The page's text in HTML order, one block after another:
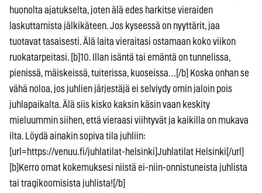
huonolta ajatukselta, joten älä edes harkitse vieraiden
laskuttamista jälkikäteen. Jos kyseessä on nyyttärit, jaa
tuotavat tasaisesti. Älä laita vieraitasi ostamaan koko viikon
ruokatarpeitasi. [b]10. Illan isäntä tai emäntä on tunnelissa,
pienissä, mäiskeissä, tuiterissa, kuoseissa…[/b] Koska onhan se
vähä noloa, jos juhlien järjestäjä ei selviydy omin jaloin pois
juhlapaikalta. Älä siis kisko kaksin käsin vaan keskity
mieluummin siihen, että vieraasi viihtyvät ja kaikilla on mukava
ilta. Löydä ainakin sopiva tila juhliin:
[url=https://venuu.fi/juhlatilat-helsinki]Juhlatilat Helsinki[/url]
[b]Kerro omat kokemuksesi niistä ei-niin-onnistuneista juhlista
tai tragikoomisista juhlista![/b]